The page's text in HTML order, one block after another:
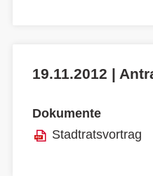
19.11.2012 |
Dokumente
Stadtratsvortrag